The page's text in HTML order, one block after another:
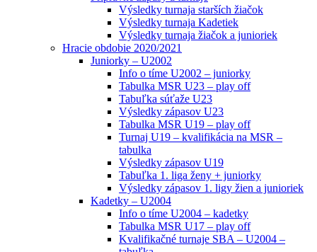
Výsledky turnaja starších žiačok
Výsledky turnaja Kadetiek
Výsledky turnaja žiačok a junioriek
Hracie obdobie 2020/2021
Juniorky – U2002
Info o tíme U2002 – juniorky
Tabulka MSR U23 – play off
Tabuľka súťaže U23
Výsledky zápasov U23
Tabulka MSR U19 – play off
Turnaj U19 – kvalifikácia na MSR –
tabulka
Výsledky zápasov U19
Tabuľka 1. liga ženy + juniorky
Výsledky zápasov 1. ligy žien a junioriek
Kadetky – U2004
Info o tíme U2004 – kadetky
Tabulka MSR U17 – play off
Kvalifikačné turnaje SBA – U2004 –